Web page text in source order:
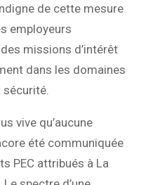
de cette mesure
employeurs
missions d’intérêt
dans les domaines
sécurité.
vive qu’aucune
été communiquée
PEC attribués à La